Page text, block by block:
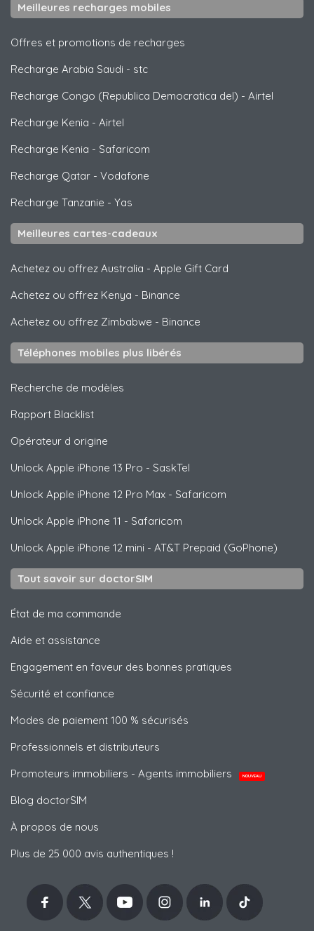
Meilleures recharges mobiles
Offres et promotions de recharges
Recharge Arabia Saudi - stc
Recharge Congo (Republica Democratica del) - Airtel
Recharge Kenia - Airtel
Recharge Kenia - Safaricom
Recharge Qatar - Vodafone
Recharge Tanzanie - Yas
Meilleures cartes-cadeaux
Achetez ou offrez Australia - Apple Gift Card
Achetez ou offrez Kenya - Binance
Achetez ou offrez Zimbabwe - Binance
Téléphones mobiles plus libérés
Recherche de modèles
Rapport Blacklist
Opérateur d origine
Unlock Apple iPhone 13 Pro - SaskTel
Unlock Apple iPhone 12 Pro Max - Safaricom
Unlock Apple iPhone 11 - Safaricom
Unlock Apple iPhone 12 mini - AT&T Prepaid (GoPhone)
Tout savoir sur doctorSIM
État de ma commande
Aide et assistance
Engagement en faveur des bonnes pratiques
Sécurité et confiance
Modes de paiement 100 % sécurisés
Professionnels et distributeurs
Promoteurs immobiliers - Agents immobiliers
NOUVEAU
Blog doctorSIM
À propos de nous
Plus de 25 000 avis authentiques !